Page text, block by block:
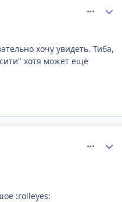
хочу увидеть. Тиба,
хотя может ещё
:rolleyes: